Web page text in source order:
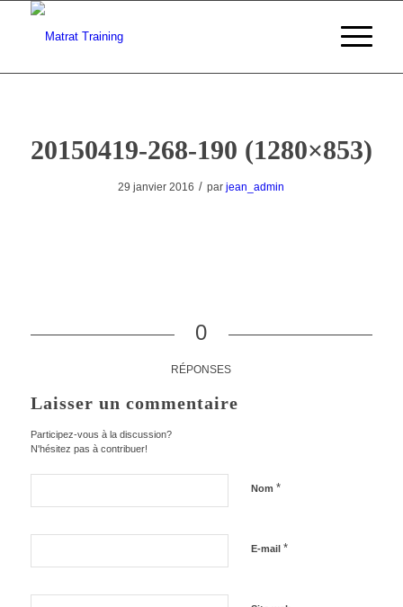
20150419-268-190 (1280×853)
29 janvier 2016 / parjean_admin
0
RÉPONSES
Laisser un commentaire
Participez-vous à la discussion?
N'hésitez pas à contribuer!
Nom *
E-mail *